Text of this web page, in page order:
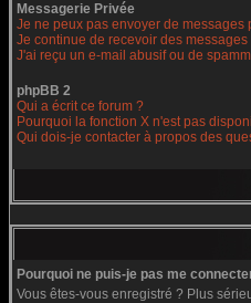
Messagerie Privée
Je ne peux pas envoyer de messages
Je continue de recevoir des
J'ai reçu un e-mail abusif ou de
phpBB 2
Qui a écrit ce forum ?
Pourquoi la fonction X n'est pas
Qui dois-je contacter à propos des
Pourquoi ne puis-je pas me
Vous êtes-vous enregistré ? Plus